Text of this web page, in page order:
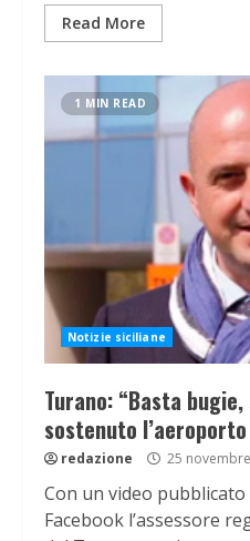
Read More
1 MIN READ
Notizie siciliane
Turano: “Basta
sostenuto
redazione 25
Con un video
Facebook l’assessore